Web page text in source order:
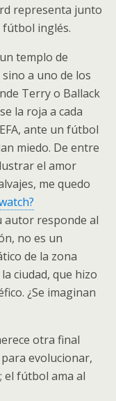
representa junto
fútbol inglés.
templo de
a uno de los
Terry o Ballack
la roja a cada
ante un fútbol
miedo. De entre
el amor
me quedo
autor responde al
no es un
de la zona
ciudad, que hizo
¿Se imaginan
otra final
evolucionar,
el fútbol ama al